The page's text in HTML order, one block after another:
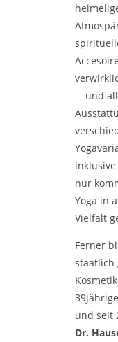
– und
nur
Yoga in
Vielfalt
Ferner
staatlich
und seit
Dr.